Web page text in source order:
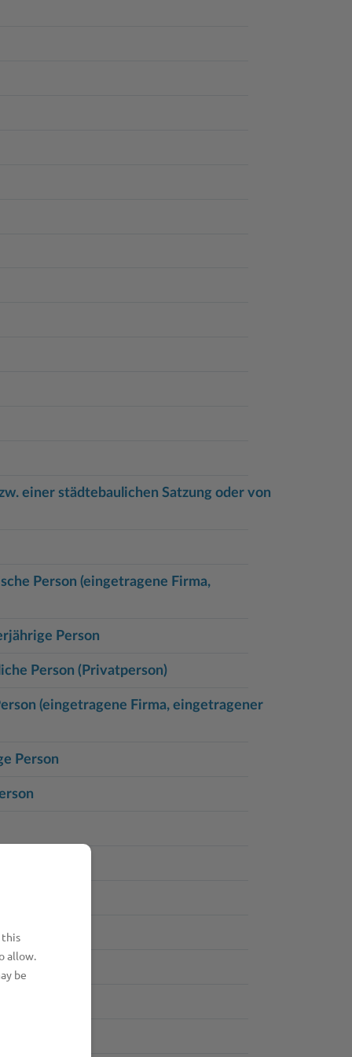
einer städtebaulichen Satzung oder von
Person (eingetragene Firma,
Person
Person (Privatperson)
(eingetragene Firma, eingetragener
Person
this
allow.
be